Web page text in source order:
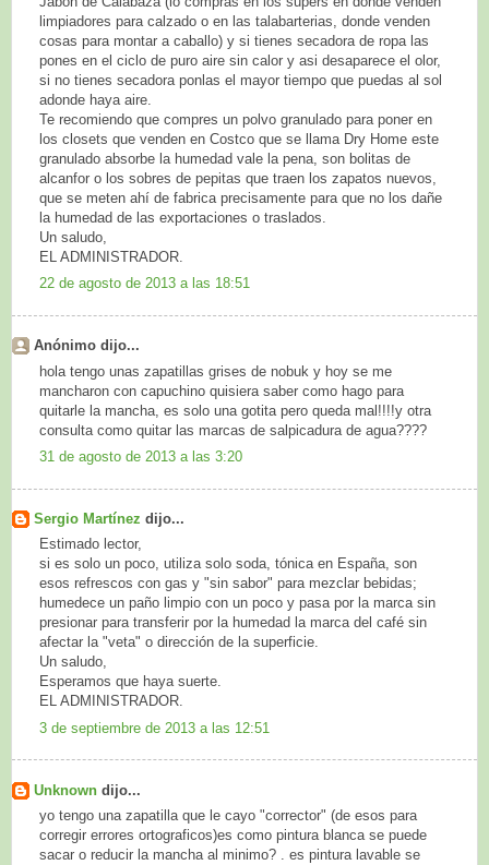
limpiadores para calzado o en las talabarterias, donde venden
cosas para montar a caballo) y si tienes secadora de ropa las
pones en el ciclo de puro aire sin calor y asi desaparece el olor,
si no tienes secadora ponlas el mayor tiempo que puedas al sol
adonde haya aire.
Te recomiendo que compres un polvo granulado para poner en
los closets que venden en Costco que se llama Dry Home este
granulado absorbe la humedad vale la pena, son bolitas de
alcanfor o los sobres de pepitas que traen los zapatos nuevos,
que se meten ahí de fabrica precisamente para que no los dañe
la humedad de las exportaciones o traslados.
Un saludo,
EL ADMINISTRADOR.
22 de agosto de 2013 a las 18:51
Anónimo dijo...
hola tengo unas zapatillas grises de nobuk y hoy se me
mancharon con capuchino quisiera saber como hago para
quitarle la mancha, es solo una gotita pero queda mal!!!!y otra
consulta como quitar las marcas de salpicadura de agua????
31 de agosto de 2013 a las 3:20
Sergio Martínez dijo...
Estimado lector,
si es solo un poco, utiliza solo soda, tónica en España, son
esos refrescos con gas y "sin sabor" para mezclar bebidas;
humedece un paño limpio con un poco y pasa por la marca sin
presionar para transferir por la humedad la marca del café sin
afectar la "veta" o dirección de la superficie.
Un saludo,
Esperamos que haya suerte.
EL ADMINISTRADOR.
3 de septiembre de 2013 a las 12:51
Unknown dijo...
yo tengo una zapatilla que le cayo "corrector" (de esos para
corregir errores ortograficos)es como pintura blanca se puede
sacar o reducir la mancha al minimo? . es pintura lavable se